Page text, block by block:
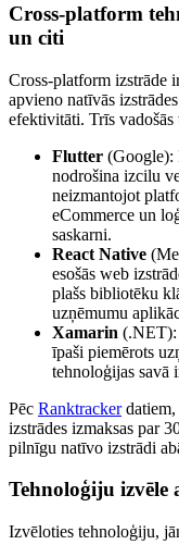
Cross-platform
un citi
Cross-platform izstrāde
apvieno natīvās
efektivitāti. Trīs
Flutter (Google):
nodrošina izcilu
neizmantojot
eCommerce un
saskarni.
React Native
esošās web
plašs bibliotēku
uzņēmumu
Xamarin (.NET):
īpaši piemērots
tehnoloģijas savā
Pēc Ranktrackerdatiem,
izstrādes izmaksas par
pilnīgu natīvo izstrādi
Tehnoloģiju izvēle
Izvēloties tehnoloģiju,